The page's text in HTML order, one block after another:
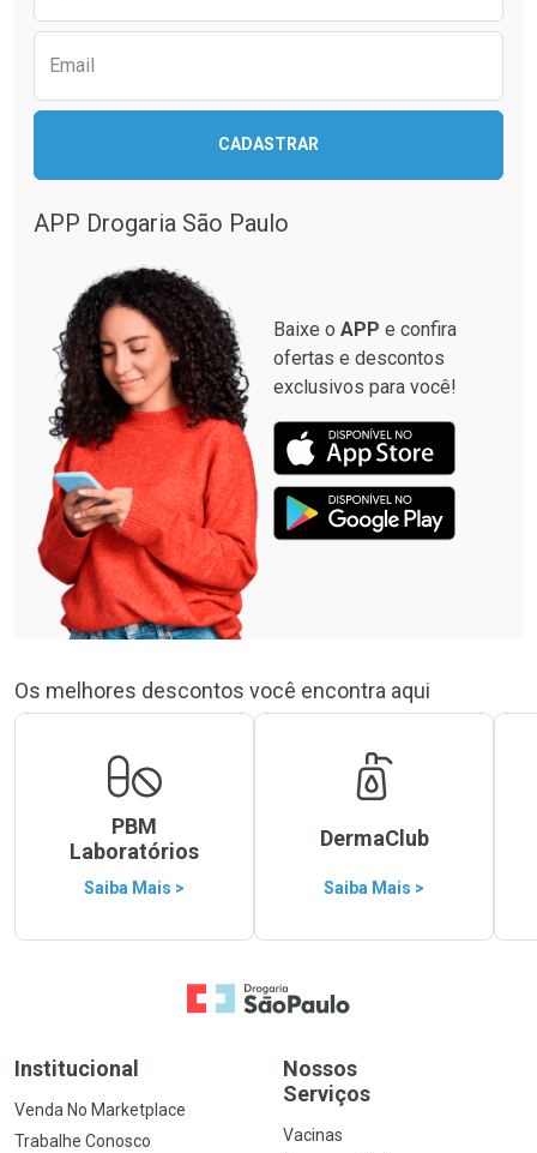
Email
CADASTRAR
APP Drogaria São Paulo
Baixe o APP e confira
ofertas e descontos
exclusivos para você!
Os melhores descontos você encontra aqui
PBM
Laboratórios
Saiba Mais >
DermaClub
Saiba Mais >
Ir para a Home
Institucional
Venda No Marketplace
Trabalhe Conosco
Nossos
Serviços
Vacinas